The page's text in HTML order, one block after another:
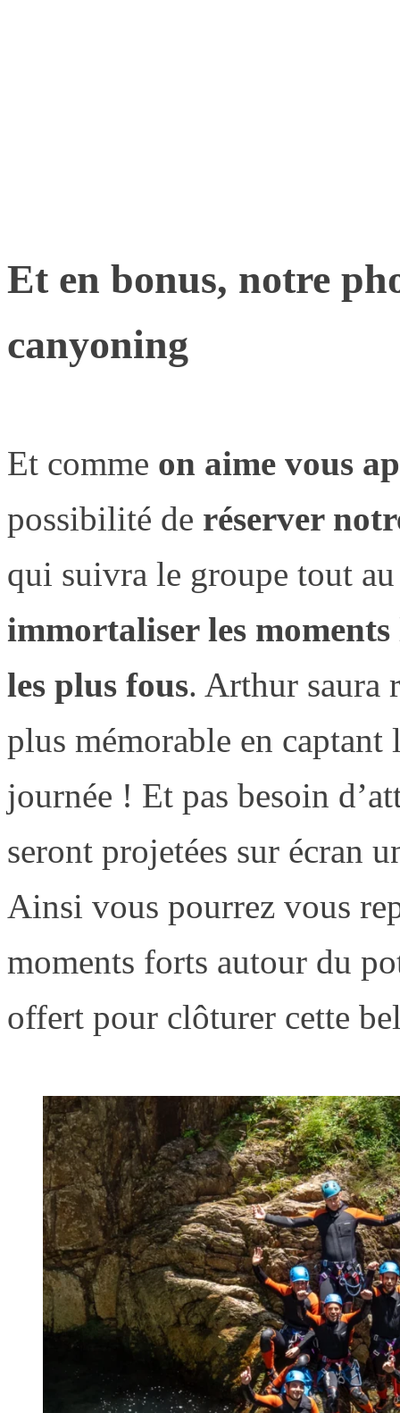
Et en bonus, notre
canyoning
Et comme on aime vous
possibilité de réserver
qui suivra le groupe tout
immortaliser les
les plus fous. Arthur saura
plus mémorable en
journée ! Et pas besoin
seront projetées sur écran
Ainsi vous pourrez vous
moments forts autour du
offert pour clôturer cette